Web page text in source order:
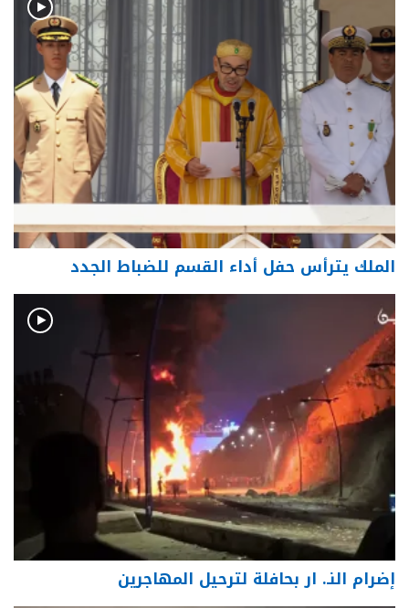
الملك يترأس حفل أداء القسم للضباط الجدد
إضرام النـ. ار بحافلة لترحيل المهاجرين